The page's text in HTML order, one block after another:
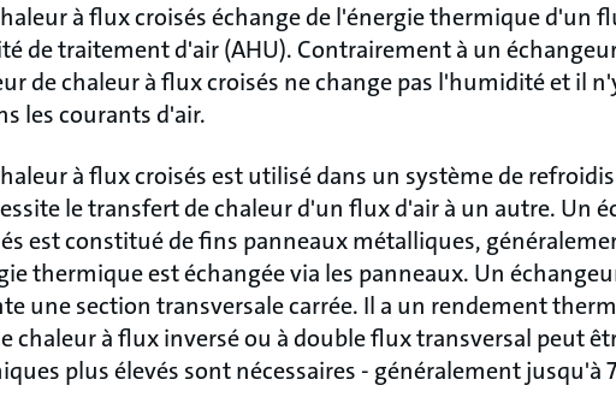
à flux croisés échange de l'énergie thermique d'un
de traitement d'air (AHU). Contrairement à un
de chaleur à flux croisés ne change pas l'humidité et il
les courants d'air.
à flux croisés est utilisé dans un système de
le transfert de chaleur d'un flux d'air à un autre. Un
est constitué de fins panneaux métalliques,
thermique est échangée via les panneaux. Un
une section transversale carrée. Il a un rendement
chaleur à flux inversé ou à double flux transversal peut
plus élevés sont nécessaires - généralement jusqu'à